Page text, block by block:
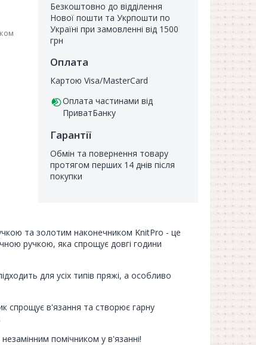
Безкоштовно до відділення
Нової пошти та Укрпошти по
Україні при замовленні від 1500
грн
Оплата
Картою Visa/MasterCard
Оплата частинами від
ПриватБанку
Гарантії
Обмін та повернення товару
протягом перших 14 днів після
покупки
та золотим наконечником KnitPro - це
ручкою, яка спрощує довгі години
для усіх типів пряжі, а особливо
спрощує в'язання та створює гарну
помічником у в'язанні!